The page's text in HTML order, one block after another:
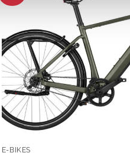
E-BIKES